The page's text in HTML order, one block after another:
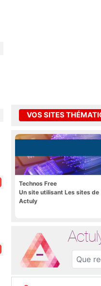
VOS SITES
Technos Free
Un site utilisant Les sites de
Actuly